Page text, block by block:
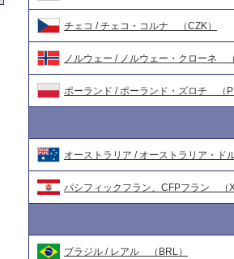
チェコ / チェコ・コルナ （CZK）
ノルウェー / ノルウェー・クローネ （
ポーランド / ポーランド・ズロチ （
オーストラリア / オーストラリア・ド
パシフィックフラン、CFPフラン （
ブラジル / レアル （BRL）